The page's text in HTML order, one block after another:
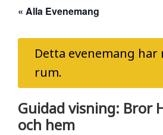
« Alla Evenemang
Detta evenemang har
rum.
Guidad visning: Bror
och hem